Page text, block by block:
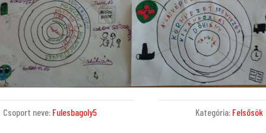
Csoport neve: Fulesbagoly5 Kategória: Felsősök